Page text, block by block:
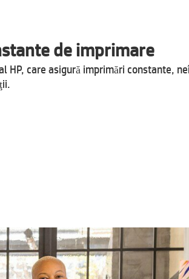
de imprimare
HP, care asigură imprimări constante,